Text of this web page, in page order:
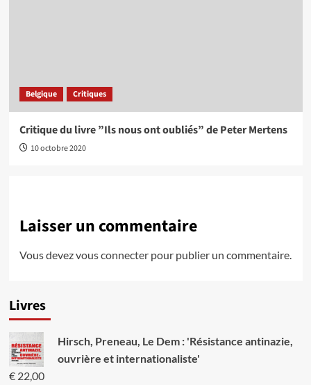
Belgique Critiques
Critique du livre ”Ils nous ont oubliés” de Peter Mertens
10 octobre 2020
Laisser un commentaire
Vous devezvous connecterpour publier un commentaire.
Livres
Hirsch, Preneau, Le Dem : 'Résistance antinazie,
ouvrière et internationaliste'
€22,00